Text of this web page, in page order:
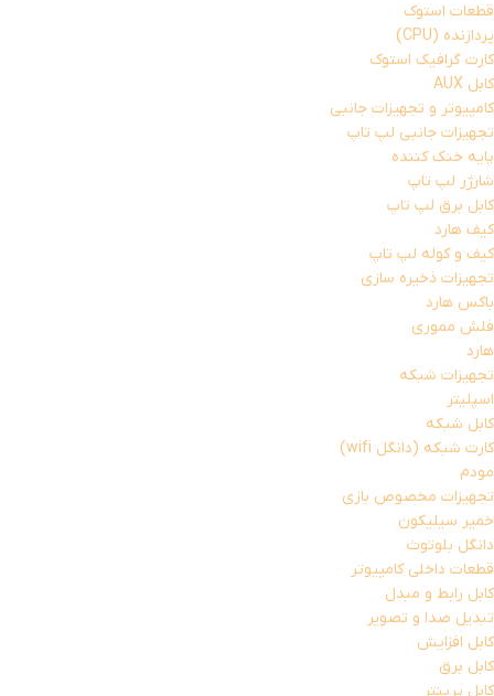
قطعات استوک
پردازنده (CPU)
کارت گرافیک استوک
کابل AUX
کامپیوتر و تجهیزات جانبی
تجهیزات جانبی لپ تاپ
پایه خنک کننده
شارژر لپ تاپ
کابل برق لپ تاپ
کیف هارد
کیف و کوله لپ تاپ
تجهیزات ذخیره سازی
باکس هارد
فلش مموری
هارد
تجهیزات شبکه
اسپلیتر
کابل شبکه
کارت شبکه (دانگل wifi)
مودم
تجهیزات مخصوص بازی
خمیر سیلیکون
دانگل بلوتوث
قطعات داخلی کامپیوتر
کابل رابط و مبدل
تبدیل صدا و تصویر
کابل افزایش
کابل برق
کابل پرینتر